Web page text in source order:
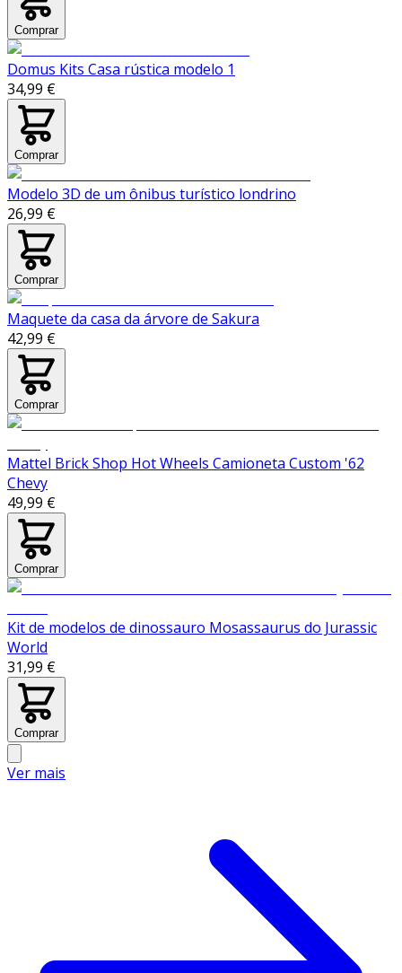
Comprar
Domus Kits Casa rústica modelo 1
34,99 €
Comprar
Modelo 3D de um ônibus turístico londrino
26,99 €
Comprar
Maquete da casa da árvore de Sakura
42,99 €
Comprar
Mattel Brick Shop Hot Wheels Camioneta Custom '62
Chevy
49,99 €
Comprar
Kit de modelos de dinossauro Mosassaurus do Jurassic
World
31,99 €
Comprar
Ver mais